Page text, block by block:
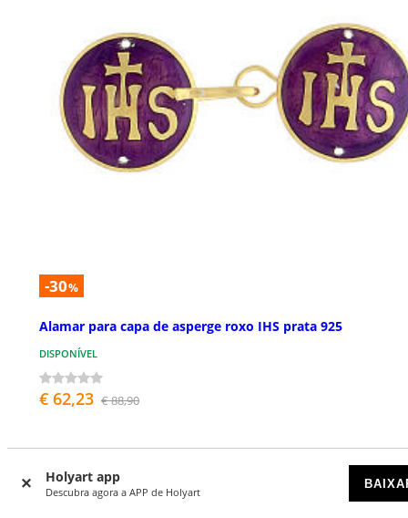
Holyart app
Descubra agora a APP de Holyart
-30%
Alamar para capa de asperge roxo IHS prata 925
DISPONÍVEL
€ 62,23 € 88,90